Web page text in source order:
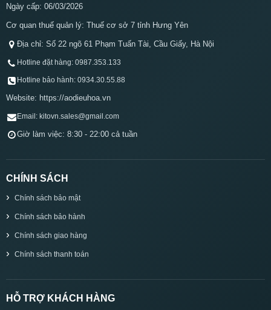
Ngày cấp: 06/03/2026
Cơ quan thuế quản lý: Thuế cơ sở 7 tỉnh Hưng Yên
Địa chỉ: Số 22 ngõ 61 Phạm Tuấn Tài, Cầu Giấy, Hà Nội
Hotline đặt hàng: 0987.353.133
Hotline bảo hành: 0934.30.55.88
Website: https://aodieuhoa.vn
Email: kitovn.sales@gmail.com
Giờ làm việc: 8:30 - 22:00 cả tuần
CHÍNH SÁCH
Chính sách bảo mật
Chính sách bảo hành
Chính sách giao hàng
Chính sách thanh toán
HỖ TRỢ KHÁCH HÀNG